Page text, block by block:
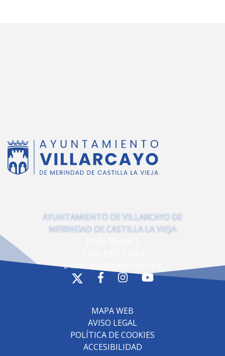
AYUNTAMIENTO DE VILLARCAYO DE
MERINDAD DE CASTILLA LA VIEJA
E-mail:
MAPA WEB
AVISO LEGAL
POLÍTICA DE COOKIES
ACCESIBILIDAD